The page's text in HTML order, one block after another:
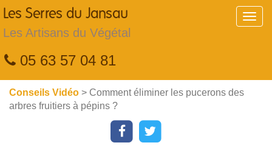
Les Serres du Jansau
Les Artisans du Végétal
05 63 57 04 81
Conseils Vidéo > Comment éliminer les pucerons des
arbres fruitiers à pépins ?